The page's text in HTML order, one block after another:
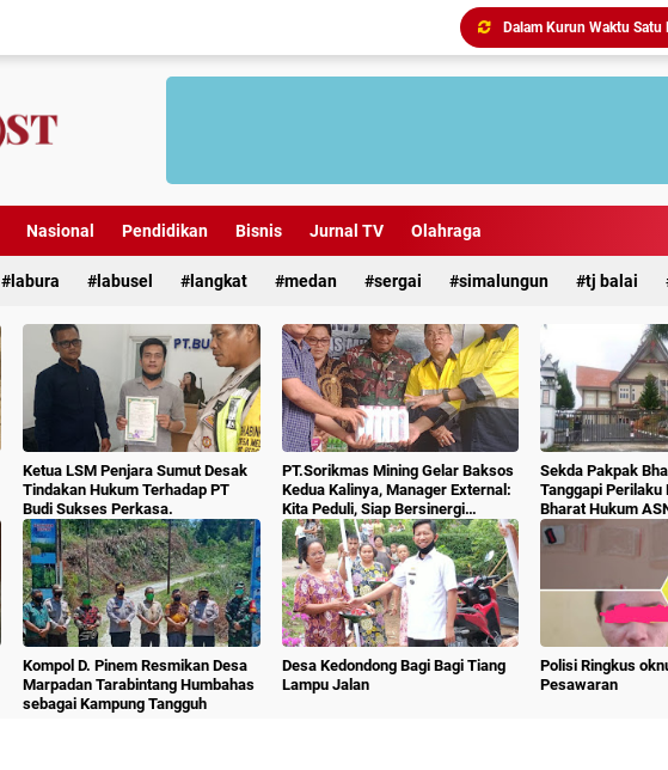
Nasional Pendidikan Bisnis Jurnal TV Olahraga
labura labusel langkat medan sergai simalungun tj balai
Ketua LSM Penjara Sumut Desak
Tindakan Hukum Terhadap PT
Budi Sukses Perkasa.
PT.Sorikmas Mining Gelar Baksos
Kedua Kalinya, Manager External:
Kita Peduli, Siap Bersinergi
Dengan Pemda & Masyarakat.
Sekda Pakpak
Tanggapi Perilaku
Bharat Hukum
Kompol D. Pinem Resmikan Desa
Marpadan Tarabintang Humbahas
sebagai Kampung Tangguh
Desa Kedondong Bagi Bagi Tiang
Lampu Jalan
Polisi Ringkus
Pesawaran